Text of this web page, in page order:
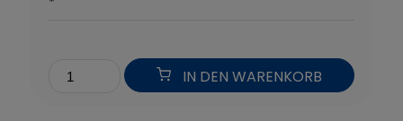
IN DEN WARENKORB